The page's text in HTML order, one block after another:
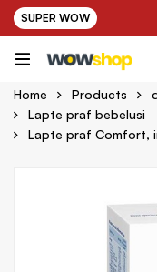
SUPER WOW
✌ Nou! Ultimii
Farma ✌
Home Products
Lapte praf bebelusi
Lapte praf Comfort,